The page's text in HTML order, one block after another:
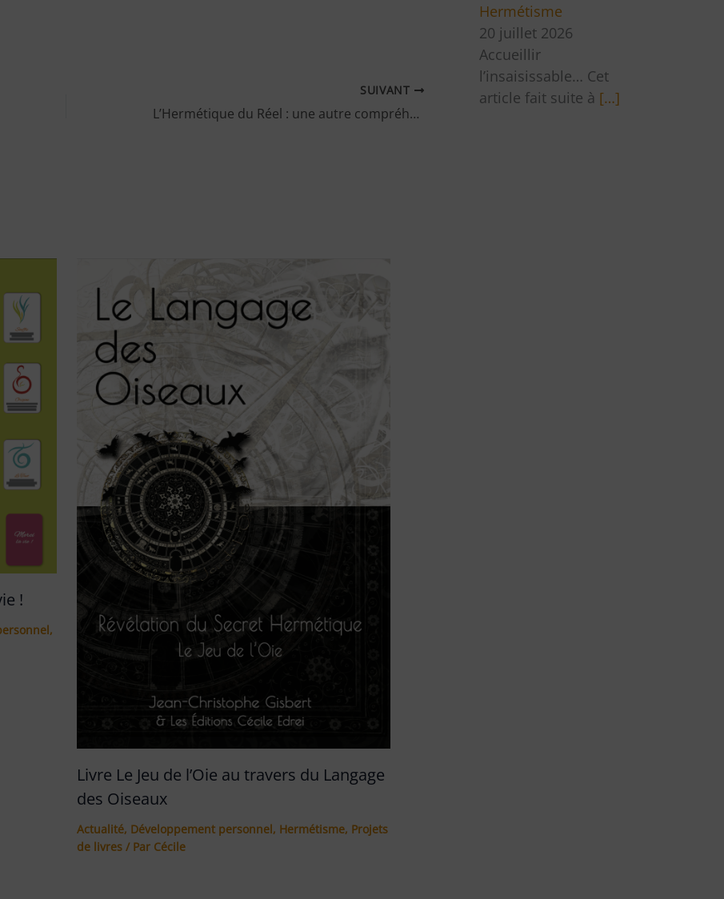
SUIVANT
L’Hermétique du Réel : une autre compréhension du Réel
!
,
Livre Le Jeu de l’Oie au travers du Langage
des Oiseaux
Actualité, Développement personnel, Hermétisme, Projets
de livres/ Par Cécile
Hermétisme
20 juillet 2026
Accueillir
l’insaisissable… Cet
article fait suite à […]